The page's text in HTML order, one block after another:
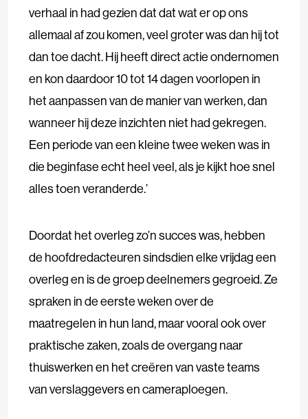
verhaal in had gezien dat dat wat er op ons
allemaal af zou komen, veel groter was dan hij tot
dan toe dacht. Hij heeft direct actie ondernomen
en kon daardoor 10 tot 14 dagen voorlopen in
het aanpassen van de manier van werken, dan
wanneer hij deze inzichten niet had gekregen.
Een periode van een kleine twee weken was in
die beginfase echt heel veel, als je kijkt hoe snel
alles toen veranderde.’
Doordat het overleg zo’n succes was, hebben
de hoofdredacteuren sindsdien elke vrijdag een
overleg en is de groep deelnemers gegroeid. Ze
spraken in de eerste weken over de
maatregelen in hun land, maar vooral ook over
praktische zaken, zoals de overgang naar
thuiswerken en het creëren van vaste teams
van verslaggevers en cameraploegen.